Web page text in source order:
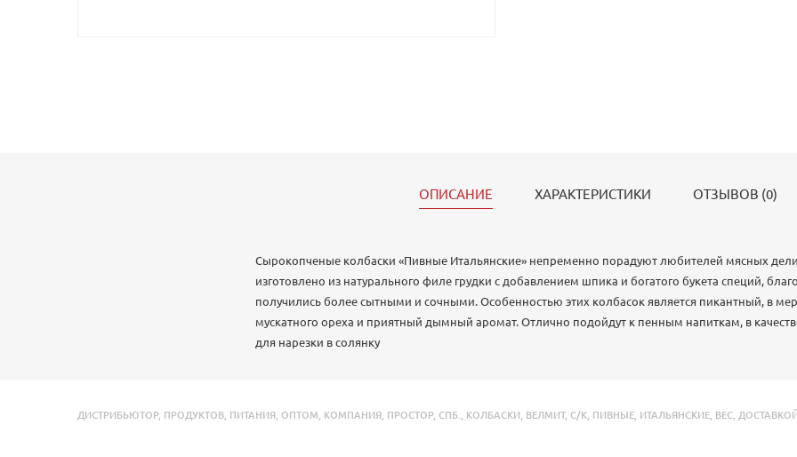
ОПИСАНИЕ ХАРАКТЕРИСТИКИ ОТЗЫВОВ (0)
Сырокопченые колбаски «Пивные Итальянские» непременно порадуют любителей мясных
изготовлено из натурального филе грудки с добавлением шпика и богатого букета специй,
получились более сытными и сочными. Особенностью этих колбасок является пикантный, в
мускатного ореха и приятный дымный аромат. Отлично подойдут к пенным напиткам, в
для нарезки в солянку
ДИСТРИБЬЮТОР, ПРОДУКТОВ ПИТАНИЯ ОПТОМ КОМПАНИЯ ПРОСТОР, СПБ. КОЛБАСКИ ВЕЛМИТ, С/К ПИВНЫЕ ИТАЛЬЯНСКИЕ ВЕС ДОСТАВКОЙ